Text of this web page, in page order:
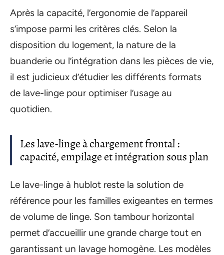
Après la capacité, l’ergonomie de l’appareil
s’impose parmi les critères clés. Selon la
disposition du logement, la nature de la
buanderie ou l’intégration dans les pièces de vie,
il est judicieux d’étudier les différents formats
de lave-linge pour optimiser l’usage au
quotidien.
Les lave-linge à chargement frontal :
capacité, empilage et intégration sous plan
Le lave-linge à hublot reste la solution de
référence pour les familles exigeantes en termes
de volume de linge. Son tambour horizontal
permet d’accueillir une grande charge tout en
garantissant un lavage homogène. Les modèles